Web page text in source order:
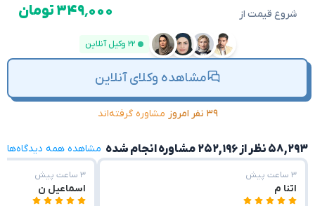
شروع قیمت از ۳۴۹٬۰۰۰ تومان
۲۲ وکیل آنلاین
مشاهده وکلای آنلاین
۳۹ نفر امروز مشاوره گرفته‌اند
۵۸,۲۹۳ نظر از ۲۵۲,۱۹۶ مشاوره انجام شده مشاهده همه دیدگاه‌ها
۳ ساعت پیش
اتنا م
۳ ساعت پیش
اسماعیل ن